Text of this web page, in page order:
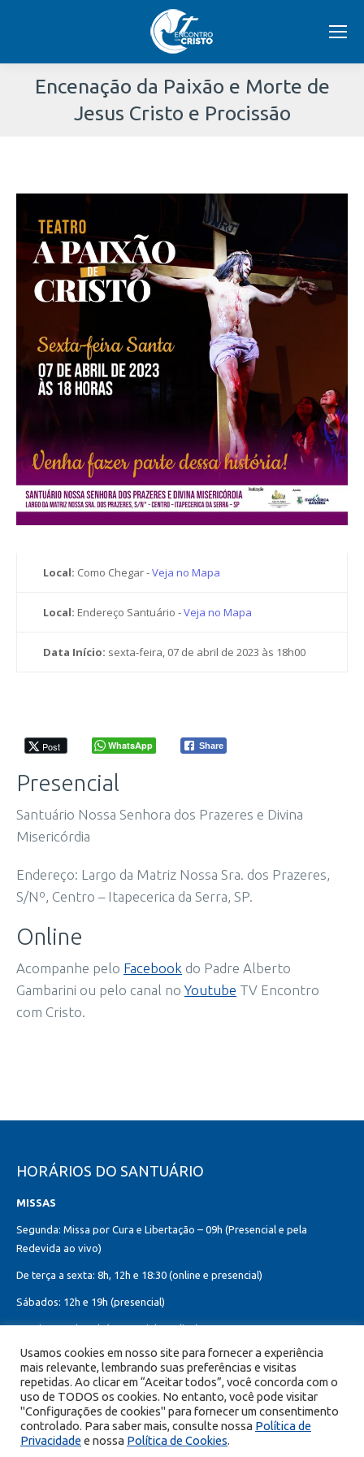
Encenação da Paixão e Morte de
Jesus Cristo e Procissão
está
Local: Como Chegar -Veja no Mapa
Local: Endereço Santuário -Veja no Mapa
Data Início: sexta-feira, 07 de abril de 2023 às 18h00
Post WhatsApp Share
Presencial
Santuário Nossa Senhora dos Prazeres e Divina
Misericórdia
Endereço: Largo da Matriz Nossa Sra. dos Prazeres,
S/Nº, Centro – Itapecerica da Serra, SP.
Online
Acompanhe pelo Facebook do Padre Alberto
Gambarini ou pelo canal no Youtube TV Encontro
com Cristo.
HORÁRIOS DO SANTUÁRIO
MISSAS
Segunda: Missa por Cura e Libertação – 09h (Presencial e pela
Redevida ao vivo)
De terça a sexta: 8h, 12h e 18:30 (online e presencial)
Sábados: 12h e 19h (presencial)
Domingos: 8h, 10h (presencial e online)
12h, 18h30 (presencial)
Missa do Sagrado Coração de Jesus:
Toda primeira sexta-feira do mês – 8h, 12h e 19h (online e presencial)
Usamos cookies em nosso site para fornecer a experiência
mais relevante, lembrando suas preferências e visitas
repetidas. Ao clicar em “Aceitar todos”, você concorda com o
uso de TODOS os cookies. No entanto, você pode visitar
"Configurações de cookies" para fornecer um consentimento
controlado. Para saber mais, consulte nossa Política de
Privacidade e nossa Política de Cookies.